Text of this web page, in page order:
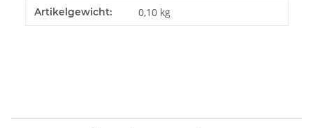
Artikelgewicht: 0,10 kg